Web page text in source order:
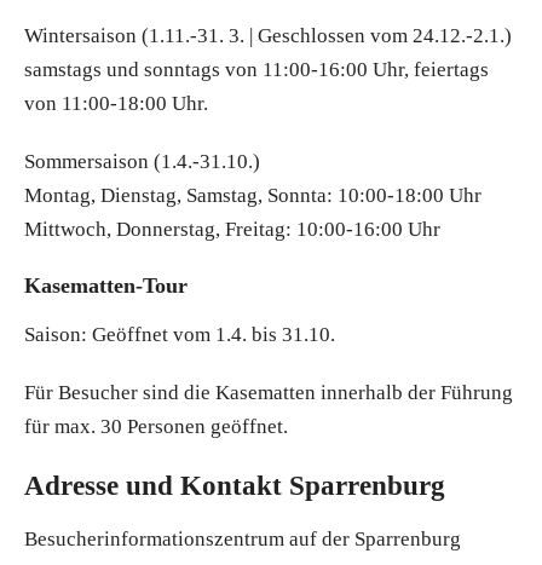
Wintersaison (1.11.-31. 3. | Geschlossen vom 24.12.-2.1.)
samstags und sonntags von 11:00-16:00 Uhr, feiertags
von 11:00-18:00 Uhr.
Sommersaison (1.4.-31.10.)
Montag, Dienstag, Samstag, Sonnta: 10:00-18:00 Uhr
Mittwoch, Donnerstag, Freitag: 10:00-16:00 Uhr
Kasematten-Tour
Saison: Geöffnet vom 1.4. bis 31.10.
Für Besucher sind die Kasematten innerhalb der Führung
für max. 30 Personen geöffnet.
Adresse und Kontakt Sparrenburg
Besucherinformationszentrum auf der Sparrenburg